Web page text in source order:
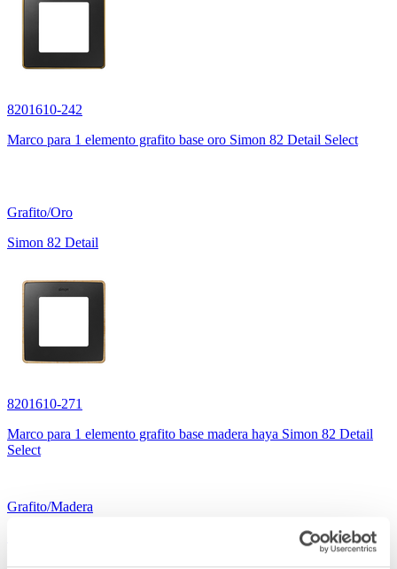
8201610-242
Marco para 1 elemento grafito base oro Simon 82 Detail Select
Grafito/Oro
Simon 82 Detail
8201610-271
Marco para 1 elemento grafito base madera haya Simon 82 Detail
Select
Grafito/Madera